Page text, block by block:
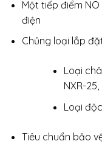
Một tiếp điểm
điện
Chủng loại lắp
Loại
NXR-25,
Loại
Tiêu chuẩn bảo